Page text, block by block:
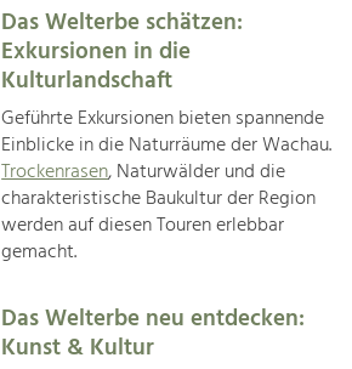
Das Welterbe schätzen:
Exkursionen in die
Kulturlandschaft
Geführte Exkursionen bieten spannende
Einblicke in die Naturräume der Wachau.
Trockenrasen, Naturwälder und die
charakteristische Baukultur der Region
werden auf diesen Touren erlebbar
gemacht.
Das Welterbe neu entdecken:
Kunst & Kultur